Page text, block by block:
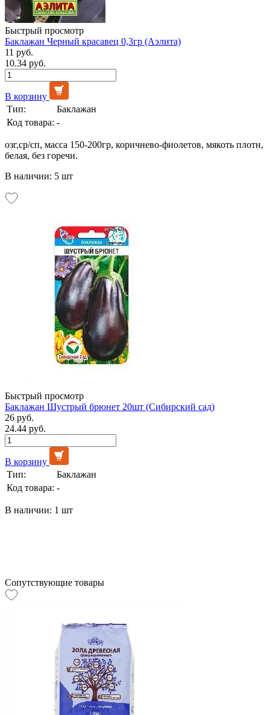
Быстрый просмотр
Баклажан Черный красавец 0,3гр (Аэлита)
11 руб.
10.34 руб.
В корзину
Тип:
Баклажан
Код товара: -
озг,ср/сп, масса 150-200гр, коричнево-фиолетов, мякоть плотн,
белая, без горечи.
В наличии: 5 шт
Быстрый просмотр
Баклажан Шустрый брюнет 20шт (Сибирский сад)
26 руб.
24.44 руб.
В корзину
Тип:
Баклажан
Код товара: -
В наличии: 1 шт
Сопутствующие товары